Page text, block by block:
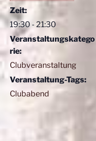
Zeit:
19:30 - 21:30
Veranstaltungskatego
rie:
Clubveranstaltung
Veranstaltung-Tags:
Clubabend